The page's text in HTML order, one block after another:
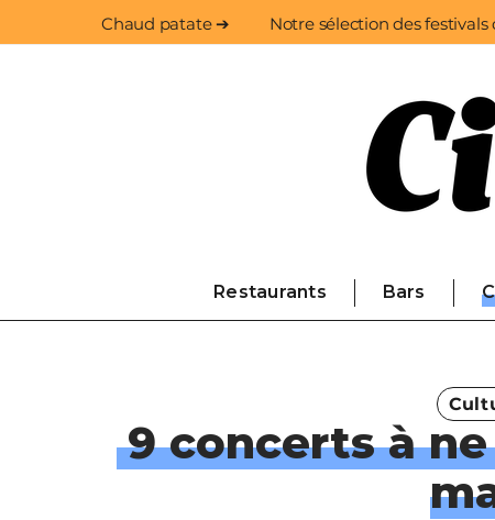
Chaud patate ➔ Notre sélection des festivals
Restaurants Bars
9 concerts à